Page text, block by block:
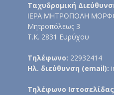
Ταχυδρομική
ΙΕΡΑ ΜΗΤΡΟΠΟΛΗ
Μητροπόλεως 3
Τ.Κ. 2831 Ευρύχου
Τηλέφωνο: 22932414
Ηλ. διεύθυνση (email):
Τηλέφωνο